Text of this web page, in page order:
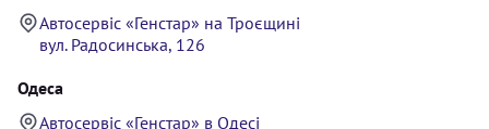
Автосервіс «Генстар» на Троєщині
вул. Радосинська, 126
Одеса
Автосервіс «Генстар» в Одесі